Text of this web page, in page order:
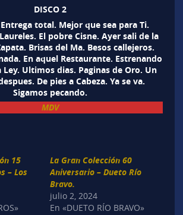
DISCO 2
total. Mejor que sea para Ti.
El pobre Cisne. Ayer sali de la
Brisas del Ma. Besos callejeros.
En aquel Restaurante. Estrenando
Ley. Ultimos dias. Paginas de Oro. Un
De pies a Cabeza. Ya se va.
Sigamos pecando.
MDV
15
– Los
La Gran Colección 60
Aniversario – Dueto Río
Bravo.
julio 2, 2024
En «DUETO RÍO BRAVO»